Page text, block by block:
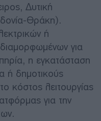
Δυτική
Θράκη).
ή
για
η εγκατάσταση
ή δημοτικούς
κόστος λειτουργίας
για την